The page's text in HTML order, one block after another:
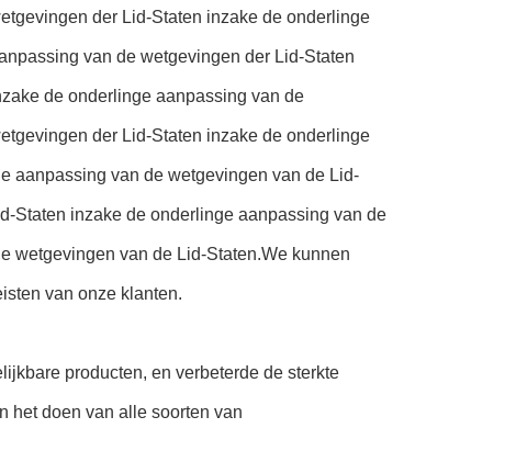
der Lid-Staten inzake de onderlinge
van de wetgevingen der Lid-Staten
de onderlinge aanpassing van de
der Lid-Staten inzake de onderlinge
aanpassing van de wetgevingen van de Lid-
Staten inzake de onderlinge aanpassing van de
wetgevingen van de Lid-Staten.We kunnen
van onze klanten.
producten, en verbeterde de sterkte
het doen van alle soorten van